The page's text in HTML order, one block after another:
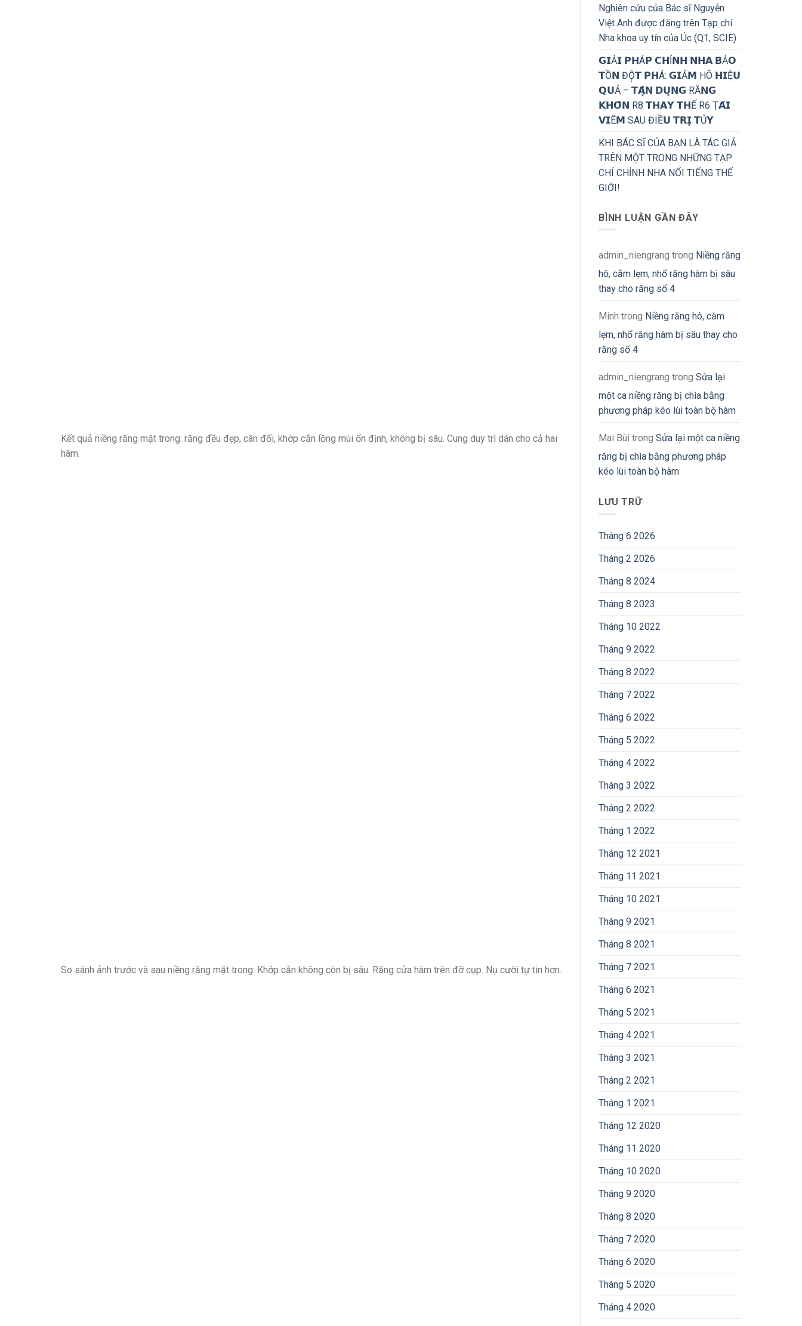
Kết quả niềng răng mặt trong: răng đều đẹp, cân đối, khớp cắn lồng múi ổn định, không bị sâu. Cung duy trì dán cho cả hai
hàm.
So sánh ảnh trước và sau niềng răng mặt trong: Khớp cắn không còn bị sâu. Răng cửa hàm trên đỡ cụp. Nụ cười tự tin hơn.
Nghiên cứu của Bác sĩ Nguyễn
Việt Anh được đăng trên Tạp chí
Nha khoa uy tín của Úc (Q1, SCIE)
𝗚𝗜Ả𝗜 𝗣𝗛Á𝗣 𝗖𝗛Ỉ𝗡𝗛 𝗡𝗛𝗔 𝗕Ả𝗢
𝗧Ồ𝗡 ĐỘ̣𝗧 𝗣𝗛Á: 𝗚𝗜Ả𝗠 HÔ 𝗛𝗜Ệ𝗨
𝗤𝗨Ả – 𝗧𝗔̣̂𝗡 𝗗𝗨̣𝗡𝗚 RĂ𝗡𝗚
𝗞𝗛𝗢̂𝗡 R8 𝗧𝗛𝗔𝗬 𝗧𝗛Ế R6 Ṭ𝗔́𝗜
𝗩𝗜Ê𝗠 SAU ĐIỀ𝗨 𝗧𝗥𝗜̣ 𝗧Ủ𝗬
KHI BÁC SĨ CỦA BẠN LÀ TÁC GIẢ
TRÊN MỘT TRONG NHỮNG TẠP
CHÍ CHỈNH NHA NỔI TIẾNG THẾ
GIỚI!
BÌNH LUẬN GẦN ĐÂY
admin_niengrang trong Niềng răng
hô, cằm lẹm, nhổ răng hàm bị sâu
thay cho răng số 4
Minh trong Niềng răng hô, cằm
lẹm, nhổ răng hàm bị sâu thay cho
răng số 4
admin_niengrang trong Sửa lại
một ca niềng răng bị chìa bằng
phương pháp kéo lùi toàn bộ hàm
Mai Bùi trong Sửa lại một ca niềng
răng bị chìa bằng phương pháp
kéo lùi toàn bộ hàm
LƯU TRỮ
Tháng 6 2026
Tháng 2 2026
Tháng 8 2024
Tháng 8 2023
Tháng 10 2022
Tháng 9 2022
Tháng 8 2022
Tháng 7 2022
Tháng 6 2022
Tháng 5 2022
Tháng 4 2022
Tháng 3 2022
Tháng 2 2022
Tháng 1 2022
Tháng 12 2021
Tháng 11 2021
Tháng 10 2021
Tháng 9 2021
Tháng 8 2021
Tháng 7 2021
Tháng 6 2021
Tháng 5 2021
Tháng 4 2021
Tháng 3 2021
Tháng 2 2021
Tháng 1 2021
Tháng 12 2020
Tháng 11 2020
Tháng 10 2020
Tháng 9 2020
Tháng 8 2020
Tháng 7 2020
Tháng 6 2020
Tháng 5 2020
Tháng 4 2020